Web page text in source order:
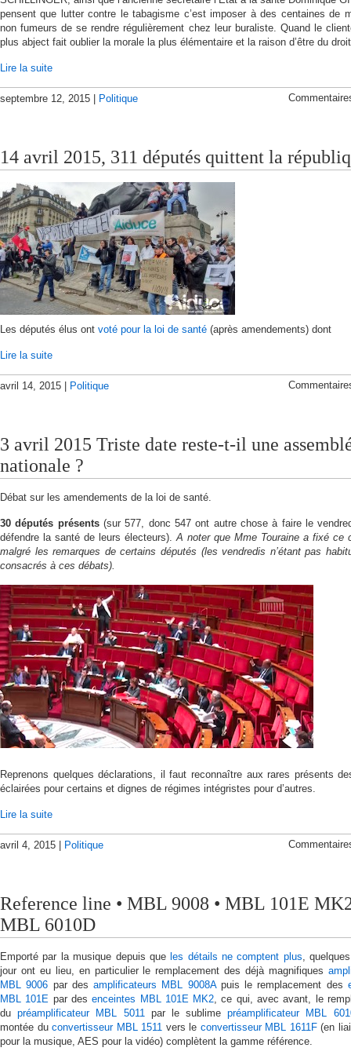
pensent que lutter contre le tabagisme c’est imposer à des centaines de
non fumeurs de se rendre régulièrement chez leur buraliste. Quand le
plus abject fait oublier la morale la plus élémentaire et la raison d’être du
Lire la suite
septembre 12, 2015 | Politique
14 avril 2015, 311 députés quittent la
Les députés élus ont voté pour la loi de santé (après amendements) dont
Lire la suite
avril 14, 2015 | Politique
3 avril 2015 Triste date reste-t-il une
nationale ?
Débat sur les amendements de la loi de santé.
30 députés présents(sur 577, donc 547 ont autre chose à faire le
défendre la santé de leurs électeurs). A noter que Mme Touraine a fixé ce
malgré les remarques de certains députés (les vendredis n’étant pas
consacrés à ces débats).
Reprenons quelques déclarations, il faut reconnaître aux rares présents
éclairées pour certains et dignes de régimes intégristes pour d’autres.
Lire la suite
avril 4, 2015 | Politique
Reference line • MBL 9008 • MBL 101E
MBL 6010D
Emporté par la musique depuis que les détails ne comptent plus ,
jour ont eu lieu, en particulier le remplacement des déjà magnifiques
MBL 9006 par desamplificateurs MBL 9008Apuis le remplacement des
MBL 101E par desenceintes MBL 101E MK2 , ce qui, avec avant, le
dupréamplificateur MBL 5011 par le sublimepréamplificateur MBL
montée du convertisseur MBL 1511 vers le convertisseur MBL 1611F(en
pour la musique, AES pour la vidéo) complètent la gamme référence.